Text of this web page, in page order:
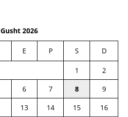
Gusht 2026
E P S D
1
2
6 7 8
9
13 14 15
16